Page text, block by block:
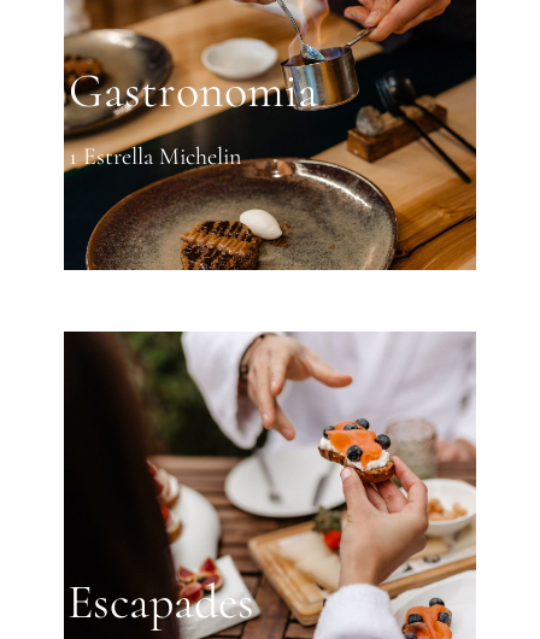
Gastronomia
1 Estrella Michelin
Escapades